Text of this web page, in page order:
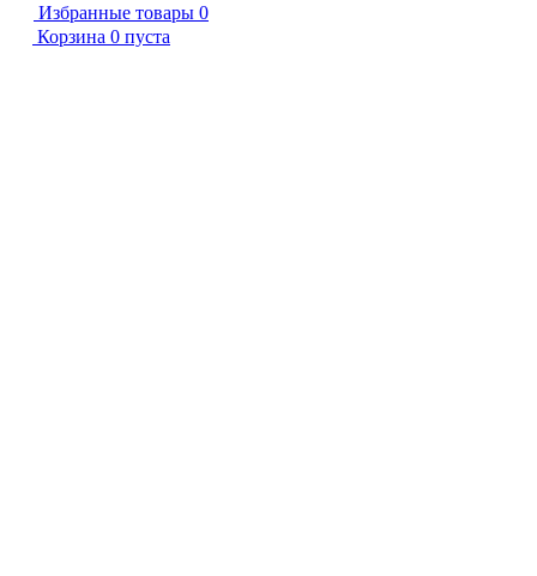
Избранные товары 0
Корзина 0 пуста